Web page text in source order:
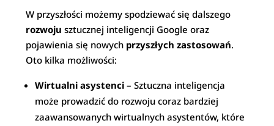
W przyszłości możemy spodziewać się dalszego
rozwoju sztucznej inteligencji Google oraz
pojawienia się nowych przyszłych zastosowań.
Oto kilka możliwości:
Wirtualni asystenci – Sztuczna inteligencja
może prowadzić do rozwoju coraz bardziej
zaawansowanych wirtualnych asystentów, które